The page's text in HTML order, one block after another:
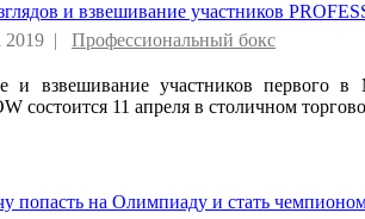
и взвешивание участников
2019 | Профессиональный бокс
и взвешивание участников первого
состоится 11 апреля в столичном
попасть на Олимпиаду и стать